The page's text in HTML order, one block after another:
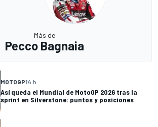
Más de
Pecco Bagnaia
MOTOGP14 h
Así queda el Mundial de MotoGP 2026 tras la
sprint en Silverstone: puntos y posiciones